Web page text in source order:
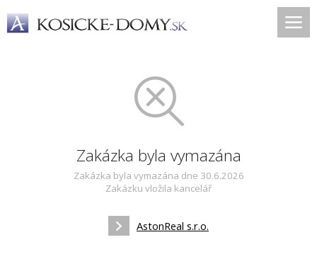
Zakázka byla vymazána
Zakázka byla vymazána dne 30.6.2026
Zakázku vložila kancelář
AstonReal s.r.o.